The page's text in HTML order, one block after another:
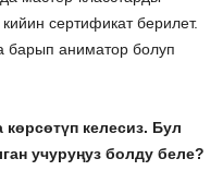
сертификат берилет.
барып аниматор болуп
келесиз. Бул
учуруңуз болду беле?